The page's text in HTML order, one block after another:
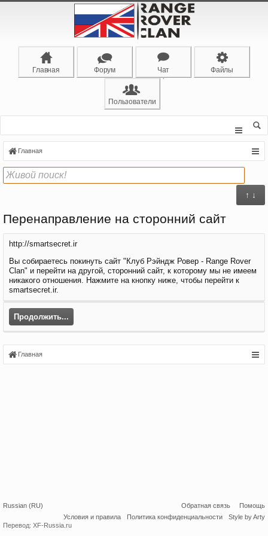
Главная Форум Чат Файлы
Пользователи
Главная
↑ ↓
Перенаправление на сторонний сайт
http://smartsecret.ir
Вы собираетесь покинуть сайт "Клуб Рэйндж Ровер - Range Rover
Clan" и перейти на другой, сторонний сайт, к которому мы не имеем
никакого отношения. Нажмите на кнопку ниже, чтобы перейти к
smartsecret.ir.
Продолжить...
Главная
Russian (RU) Обратная связь
Помощь
Условия и правила
Политика конфиденциальности
Style by Arty
Перевод: XF-Russia.ru